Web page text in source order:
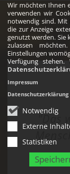
Wir möchten Ihnen
verwenden wir
notwendig sind. Mit
die zur Anzeige
genutzt werden. Sie
zulassen
Einstellungen
Verfügung
Notwendig
Externe
Statistiken
Impressum
Datenschutzerklärung
"Das